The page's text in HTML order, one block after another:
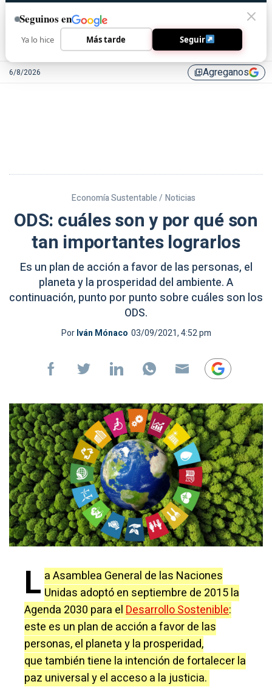
6/8/2026 library_addAgreganos
Economía Sustentable / Noticias
ODS: cuáles son y por qué son
tan importantes lograrlos
Es un plan de acción a favor de las personas, el
planeta y la prosperidad del ambiente. A
continuación, punto por punto sobre cuáles son los
ODS.
PorIván Mónaco 03/09/2021, 4:52 pm
L a Asamblea General de las Naciones
Unidas adoptó en septiembre de 2015 la
Agenda 2030 para elDesarrollo Sostenible:
este es un plan de acción a favor de las
personas, el planeta y la prosperidad,
que también tiene la intención de fortalecer la
paz universal y el acceso a la justicia.
Seguinos en
Ya lo hice Más tarde Seguir